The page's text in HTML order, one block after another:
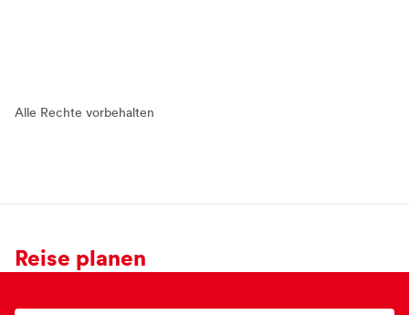
Alle Rechte vorbehalten
Reise planen